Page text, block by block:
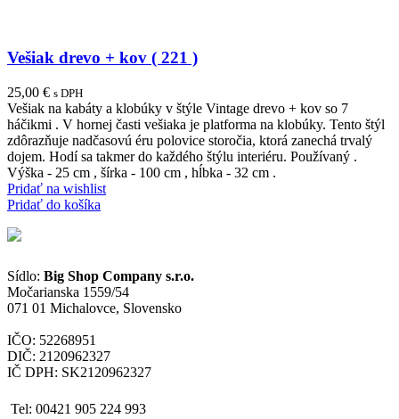
Vešiak drevo + kov ( 221 )
25,00 € s DPH
Vešiak na kabáty a klobúky v štýle Vintage drevo + kov so 7
háčikmi . V hornej časti vešiaka je platforma na klobúky. Tento štýl
zdôrazňuje nadčasovú éru polovice storočia, ktorá zanechá trvalý
dojem. Hodí sa takmer do každého štýlu interiéru. Používaný .
Výška - 25 cm , šírka - 100 cm , hĺbka - 32 cm .
Pridať na wishlist
Pridať do košíka
Sídlo: Big Shop Company s.r.o.
Močarianska 1559/54
071 01 Michalovce, Slovensko
IČO: 52268951
DIČ: 2120962327
IČ DPH: SK2120962327
Tel: 00421 905 224 993